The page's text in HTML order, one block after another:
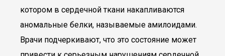
котором в сердечной ткани накапливаются
аномальные белки, называемые амилоидами.
Врачи подчеркивают, что это состояние может